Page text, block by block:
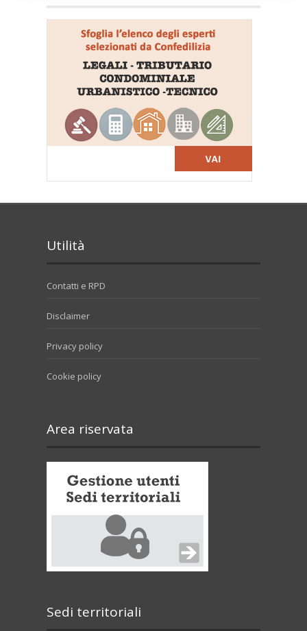
Utilità
Contatti e RPD
Disclaimer
Privacy policy
Cookie policy
Area riservata
Sedi territoriali